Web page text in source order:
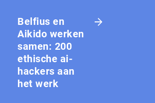
Belfius en
Aikido werken
samen: 200
ethische ai-
hackers aan
het werk